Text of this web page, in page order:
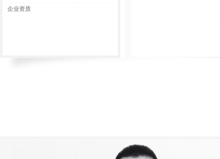
企业资质